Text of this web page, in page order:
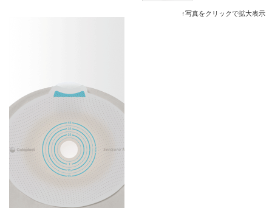
↑写真をクリックで拡大表示